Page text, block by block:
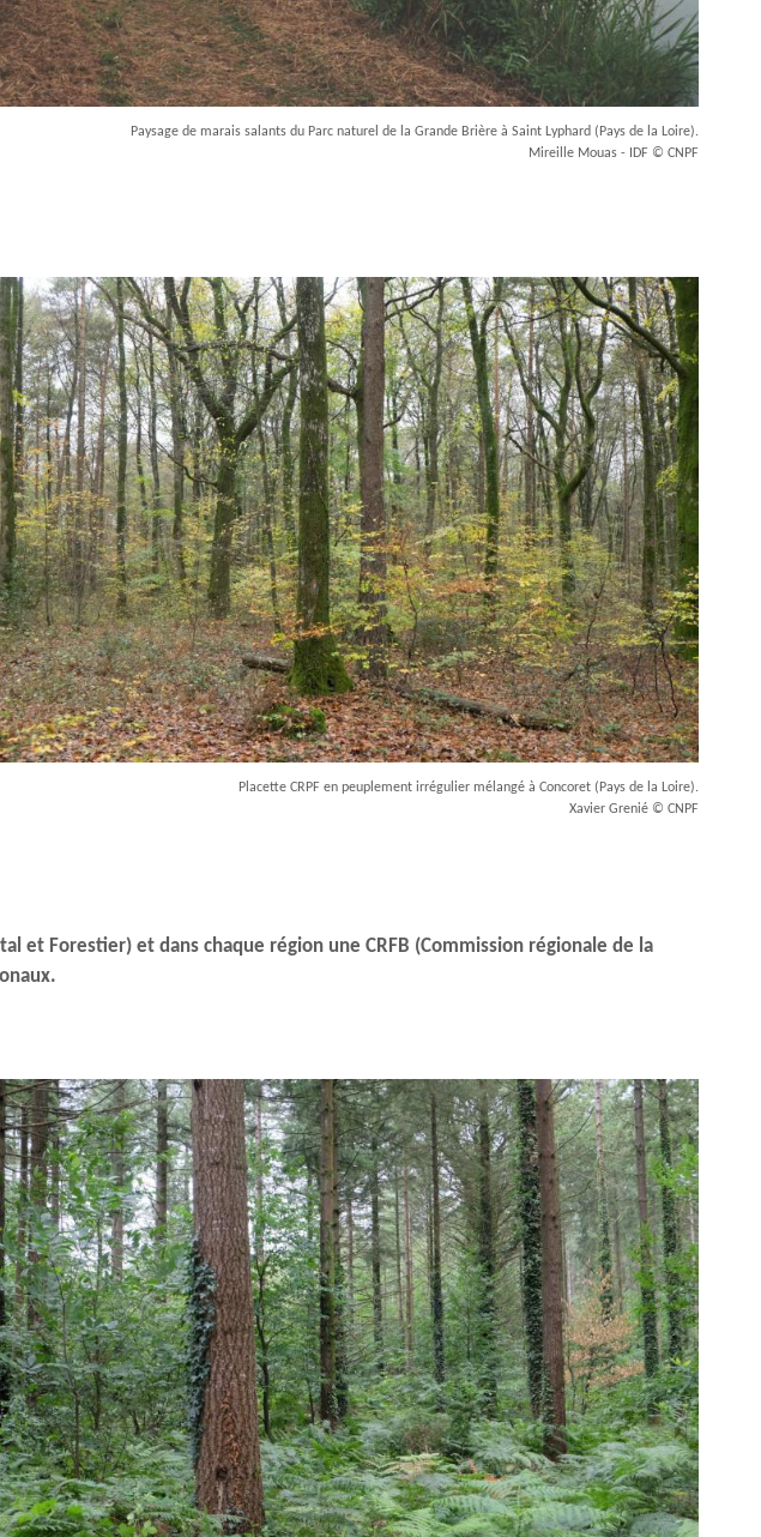
Paysage de marais salants du Parc naturel de la Grande Brière à Saint Lyphard (Pays de la Loire).
Mireille Mouas - IDF © CNPF
Placette CRPF en peuplement irrégulier mélangé à Concoret (Pays de la Loire).
Xavier Grenié © CNPF
et Forestier) et dans chaque région une CRFB (Commission régionale de la